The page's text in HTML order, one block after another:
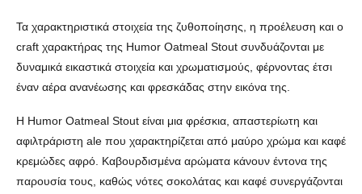
Τα χαρακτηριστικά στοιχεία της ζυθοποίησης, η προέλευση και ο
craft χαρακτήρας της Humor Oatmeal Stout συνδυάζονται με
δυναμικά εικαστικά στοιχεία και χρωματισμούς, φέρνοντας έτσι
έναν αέρα ανανέωσης και φρεσκάδας στην εικόνα της.
Η Humor Oatmeal Stout είναι μια φρέσκια, απαστερίωτη και
αφιλτράριστη ale που χαρακτηρίζεται από μαύρο χρώμα και καφέ
κρεμώδες αφρό. Καβουρδισμένα αρώματα κάνουν έντονα της
παρουσία τους, καθώς νότες σοκολάτας και καφέ συνεργάζονται